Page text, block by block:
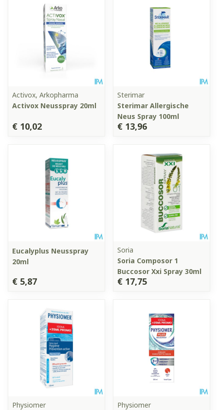
Activox, Arkopharma
Activox Neusspray 20ml
€ 10,02
Sterimar
Sterimar Allergische
Neus Spray 100ml
€ 13,96
Eucalyplus Neusspray
20ml
€ 5,87
Soria
Soria Composor 1
Buccosor Xxi Spray 30ml
€ 17,75
Physiomer
Physiomer